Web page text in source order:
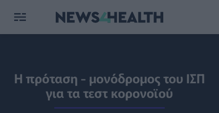
Η πρόταση - μονόδρομος του ΙΣΠ
για τα τεστ κορονοϊού